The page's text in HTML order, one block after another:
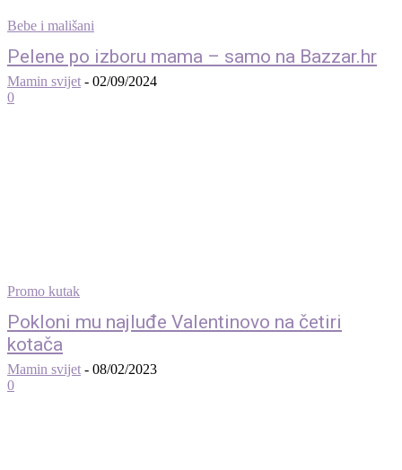
Bebe i mališani
Pelene po izboru mama – samo na Bazzar.hr
Mamin svijet - 02/09/2024
0
Promo kutak
Pokloni mu najluđe Valentinovo na četiri
kotača
Mamin svijet - 08/02/2023
0